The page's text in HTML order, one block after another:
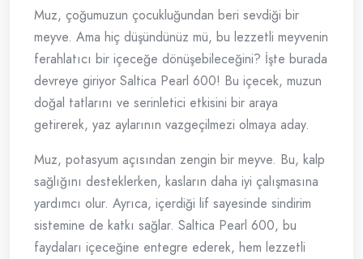
Muz, çoğumuzun çocukluğundan beri sevdiği bir
meyve. Ama hiç düşündünüz mü, bu lezzetli meyvenin
ferahlatıcı bir içeceğe dönüşebileceğini? İşte burada
devreye giriyor Saltica Pearl 600! Bu içecek, muzun
doğal tatlarını ve serinletici etkisini bir araya
getirerek, yaz aylarının vazgeçilmezi olmaya aday.
Muz, potasyum açısından zengin bir meyve. Bu, kalp
sağlığını desteklerken, kasların daha iyi çalışmasına
yardımcı olur. Ayrıca, içerdiği lif sayesinde sindirim
sistemine de katkı sağlar. Saltica Pearl 600, bu
faydaları içeceğine entegre ederek, hem lezzetli